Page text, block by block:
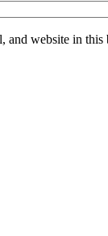
and website in